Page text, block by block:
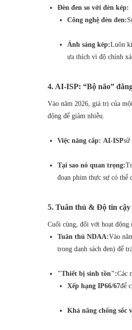
Đèn đen so với đèn kép:
Công nghệ đèn đen:
Ánh sáng kép:Luôn
ưa thích vì độ chính
4. AI-ISP: “Bộ não”
Vào năm 2026, giá trị của
động để giảm nhiễu.
Việc nâng cấp: AI-ISPsử
Tại sao nó quan trọng:
đoạn phim thực sự có thể
5. Tuân thủ & Độ tin cậy
Cuối cùng, đối với hoạt động
Tuân thủ NDAA:Vào
trong danh sách đen) để
"Thiết bị sinh tồn":Các
Xếp hạng IP66/67để
Khả năng chống sốc